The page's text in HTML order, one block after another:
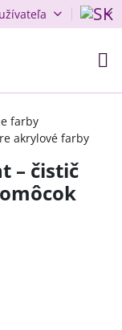
farby
akrylové farby
– čistič